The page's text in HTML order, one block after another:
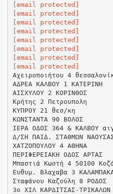
[email protected]
[email protected]
[email protected]
[email protected]
[email protected]
[email protected]
[email protected]
[email protected]
Αχειροποιήτου 4
ΑΔΡΕΑ ΚΑΛΒΟΥ 1 ΚΑΤΕΡΙΝΗ
ΑΙΣΧΥΛΟΥ 2 ΚΟΡΙΝΘΟΣ
Κρήτης 2 Πετρουπολη
ΚΥΠΡΟΥ 21 θεσ/κη
ΚΩΝΣΤΑΝΤΑ 90 ΒΟΛΟΣ
ΙΕΡΑ ΟΔΟΣ 364 & ΚΑΛΒΟΥ
Δ/ΣΗ ΠΑΙΔ. ΣΤΑΘΜΩΝ
ΧΑΤΖΟΠΟΥΛΟΥ 4 ΑΘΗΝΑ
ΠΕΡΙΦΕΡΕΙΑΚΗ ΟΔΟΣ ΑΡΤΑΣ
Μπαστιά Κωστή 4 50100
Ευθυμ. Βλαχαβα 3
Σταφάνου Καζούλη 8 ΡΟΔΟΣ
3ο ΧΙΛ ΚΑΡΔΙΤΣΑΣ-ΤΡΙΚΑΛΩΝ